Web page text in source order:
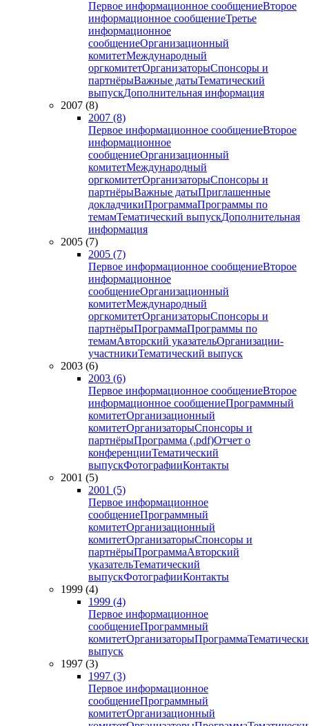
Первое информационное сообщениеВторое
информационное сообщениеТретье
информационное
сообщениеОрганизационный
комитетМеждународный
оргкомитетОрганизаторыСпонсоры и
партнёрыВажные датыТематический
выпускДополнительная информация
2007 (8)
2007 (8)
Первое информационное сообщениеВторое
информационное
сообщениеОрганизационный
комитетМеждународный
оргкомитетОрганизаторыСпонсоры и
партнёрыВажные датыПриглашенные
докладчикиПрограммаПрограммы по
темамТематический выпускДополнительная
информация
2005 (7)
2005 (7)
Первое информационное сообщениеВторое
информационное
сообщениеОрганизационный
комитетМеждународный
оргкомитетОрганизаторыСпонсоры и
партнёрыПрограммаПрограммы по
темамАвторский указательОрганизации-
участникиТематический выпуск
2003 (6)
2003 (6)
Первое информационное сообщениеВторое
информационное сообщениеПрограммный
комитетОрганизационный
комитетОрганизаторыСпонсоры и
партнёрыПрограмма (.pdf)Отчет о
конференцииТематический
выпускФотографииКонтакты
2001 (5)
2001 (5)
Первое информационное
сообщениеПрограммный
комитетОрганизационный
комитетОрганизаторыСпонсоры и
партнёрыПрограммаАвторский
указательТематический
выпускФотографииКонтакты
1999 (4)
1999 (4)
Первое информационное
сообщениеПрограммный
комитетОрганизаторыПрограмма
выпуск
1997 (3)
1997 (3)
Первое информационное
сообщениеПрограммный
комитетОрганизационный